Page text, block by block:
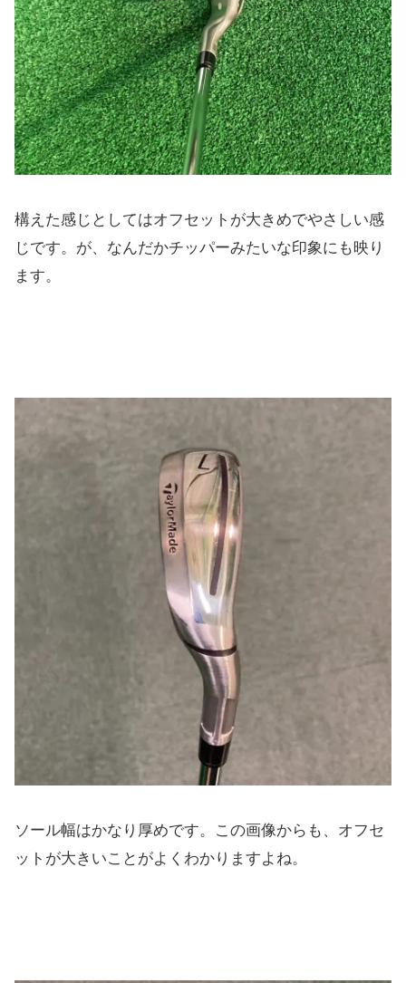
構えた感じとしてはオフセットが大きめでやさしい感
じです。が、 なんだかチッパーみたいな印象にも映り
ます。
ソール幅はかなり厚めです。この画像からも、 オフセ
ットが大きいことがよくわかりますよね。